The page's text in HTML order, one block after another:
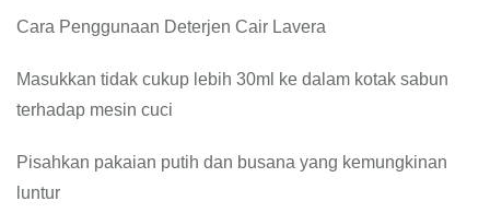
Cara Penggunaan Deterjen Cair Lavera
Masukkan tidak cukup lebih 30ml ke dalam kotak sabun
terhadap mesin cuci
Pisahkan pakaian putih dan busana yang kemungkinan
luntur